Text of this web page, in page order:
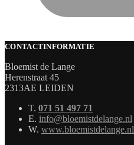
CONTACTINFORMATIE
Bloemist de Lange
Herenstraat 45
2313AE LEIDEN
T. 071 51 497 71
E. info@bloemistdelange.nl
W. www.bloemistdelange.nl